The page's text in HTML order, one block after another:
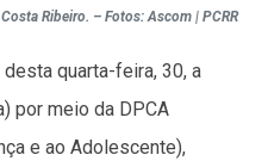
Ribeiro. – Fotos: Ascom | PCRR
quarta-feira, 30, a
por meio da DPCA
e ao Adolescente),